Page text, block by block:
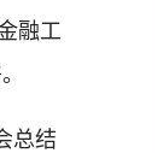
融工
总结